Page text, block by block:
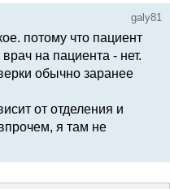
galy81
потому что пациент
на пациента - нет.
обычно заранее
от отделения и
я там не